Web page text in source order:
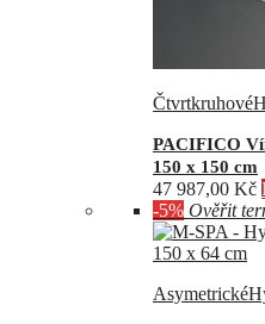
Čtvrtkruhové
PACIFICO
150 x 150 cm
47 987,00 Kč
-5% Ověřit
Asymetrické